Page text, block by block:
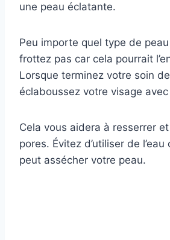
une peau éclatante.
Peu importe quel type de
frottez pas car cela pourrait
Lorsque terminez votre soin
éclaboussez votre visage avec
Cela vous aidera à resserrer
pores. Évitez d’utiliser de
peut assécher votre peau.